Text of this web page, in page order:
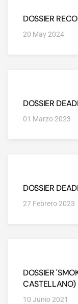
DOSSIER
20 May 2024
DOSSIER
01 Marzo 2023
DOSSIER
27 Febrero 2023
DOSSIER
CASTELLANO)
10 Junio 2021